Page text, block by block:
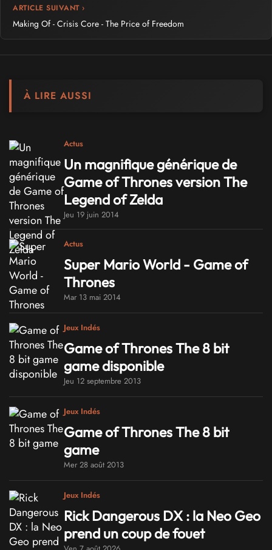
ARTICLE SUIVANT ›
Making Of - Crisis Core - The Price of Freedom
À LIRE AUSSI
Actus
Un magnifique générique de
Game of Thrones version The
Legend of Zelda
Jeu 19 juin 2014
Actus
Super Mario World - Game of
Thrones
Mar 13 mai 2014
Jeux Indés
Game of Thrones The 8 bit
game disponible
Jeu 12 septembre 2013
Jeux Indés
Game of Thrones The 8 bit
game
Mer 28 août 2013
Jeux Indés
Rick Dangerous DX : la Neo Geo
prend un coup de fouet